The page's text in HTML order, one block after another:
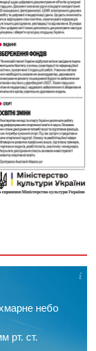
небо
рт. ст.